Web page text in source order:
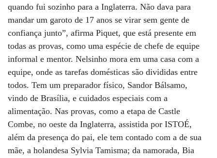
quando fui sozinho para a Inglaterra. Não dava para
mandar um garoto de 17 anos se virar sem gente de
confiança junto”, afirma Piquet, que está presente em
todas as provas, como uma espécie de chefe de equipe
informal e mentor. Nelsinho mora em uma casa com a
equipe, onde as tarefas domésticas são divididas entre
todos. Tem um preparador físico, Sandor Bálsamo,
vindo de Brasília, e cuidados especiais com a
alimentação. Nas provas, como a etapa de Castle
Combe, no oeste da Inglaterra, assistida por ISTOÉ,
além da presença do pai, ele tem contado com a de sua
mãe, a holandesa Sylvia Tamisma; da namorada, Bia